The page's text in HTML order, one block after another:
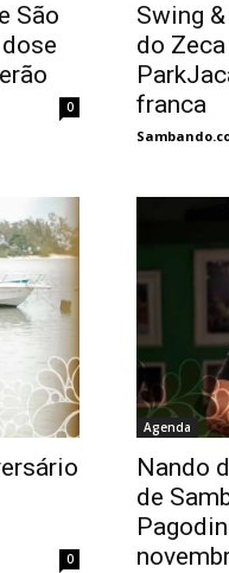
São
0
Swing
do
franca
0
Agenda
Nando
de